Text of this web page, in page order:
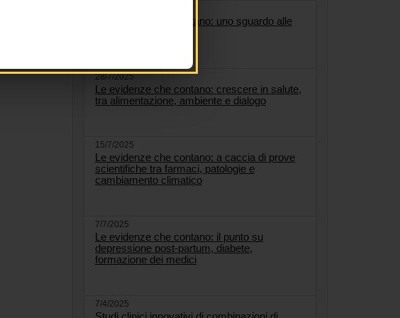
Le evidenze che contano: uno sguardo alle
28/7/2025
Le evidenze che contano: crescere in salute,
tra alimentazione, ambiente e dialogo
15/7/2025
Le evidenze che contano: a caccia di prove
scientifiche tra farmaci, patologie e
cambiamento climatico
7/7/2025
Le evidenze che contano: il punto su
depressione post-partum, diabete,
formazione dei medici
7/4/2025